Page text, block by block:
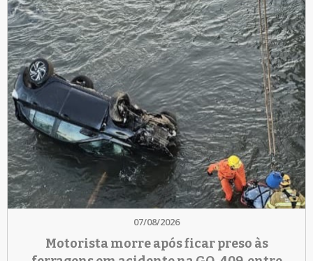
07/08/2026
Motorista morre após ficar preso às